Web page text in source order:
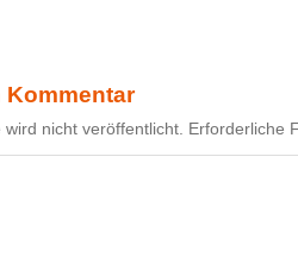
Kommentar
nicht veröffentlicht. Erforderliche